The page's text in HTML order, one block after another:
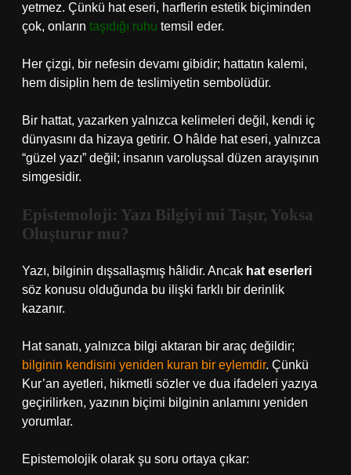
yetmez. Çünkü hat eseri, harflerin estetik biçiminden
çok, onların taşıdığı ruhu temsil eder.
Her çizgi, bir nefesin devamı gibidir; hattatın kalemi,
hem disiplin hem de teslimiyetin sembolüdür.
Bir hattat, yazarken yalnızca kelimeleri değil, kendi iç
dünyasını da hizaya getirir. O hâlde hat eseri, yalnızca
“güzel yazı” değil; insanın varoluşsal düzen arayışının
simgesidir.
Epistemoloji: Yazı Bilgiyi mi Taşır, Yoksa
Oluşturur mu?
Yazı, bilginin dışsallaşmış hâlidir. Ancak hat eserleri
söz konusu olduğunda bu ilişki farklı bir derinlik
kazanır.
Hat sanatı, yalnızca bilgi aktaran bir araç değildir;
bilginin kendisini yeniden kuran bir eylemdir. Çünkü
Kur’an ayetleri, hikmetli sözler ve dua ifadeleri yazıya
geçirilirken, yazının biçimi bilginin anlamını yeniden
yorumlar.
Epistemolojik olarak şu soru ortaya çıkar: